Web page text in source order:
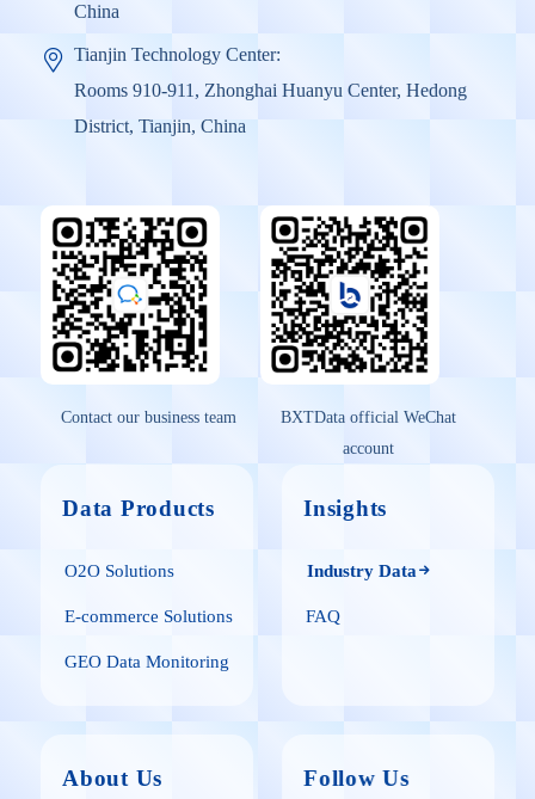
China
Tianjin Technology Center:
Rooms 910-911, Zhonghai Huanyu Center, Hedong
District, Tianjin, China
Contact our business team
BXTData official WeChat
account
Data Products
O2O Solutions
E-commerce Solutions
GEO Data Monitoring
Insights
Industry Data
FAQ
About Us Follow Us